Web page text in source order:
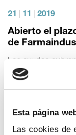
Esta página
Las cookies de
21 11 2019
Abierto el
de
Las ayudas
Marketing de
12 | 12 | 2018